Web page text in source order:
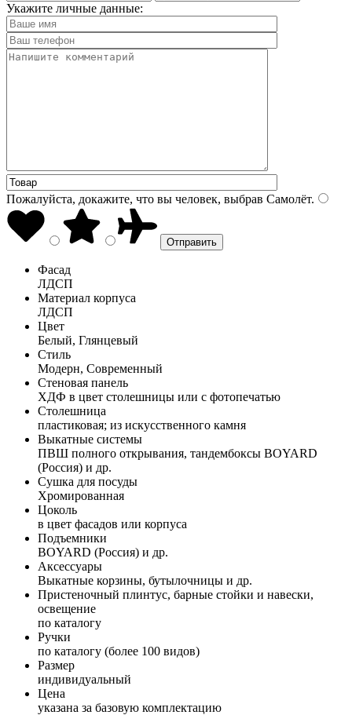
Укажите личные данные:
Пожалуйста, докажите, что вы человек, выбрав Самолёт.
Фасад
ЛДСП
Материал корпуса
ЛДСП
Цвет
Белый, Глянцевый
Стиль
Модерн, Современный
Стеновая панель
ХДФ в цвет столешницы или с фотопечатью
Столешница
пластиковая; из искусственного камня
Выкатные системы
ПВШ полного открывания, тандембоксы BOYARD
(Россия) и др.
Сушка для посуды
Хромированная
Цоколь
в цвет фасадов или корпуса
Подъемники
BOYARD (Россия) и др.
Аксессуары
Выкатные корзины, бутылочницы и др.
Пристеночный плинтус, барные стойки и навески,
освещение
по каталогу
Ручки
по каталогу (более 100 видов)
Размер
индивидуальный
Цена
указана за базовую комплектацию